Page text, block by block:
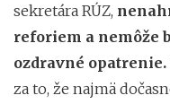
sekretára RÚZ,
reforiem a nemôže
ozdravné opatrenie.
za to, že najmä